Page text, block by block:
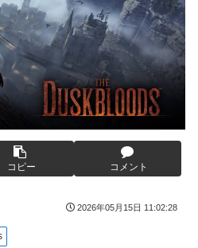
、地震発生から6時間以内に設置し
ｗｗ
のママ、限界を迎える「もう無
。普通の子育てをしたい。」
論「エアコンスプレーなんて使わ
あちゃんをいじめて炎上するｗｗ
入れたんだけど……これ必要だっ
検事「嘘では？」女性「傷ついた
ち終わらせてる人増えてるけど、
？
プレミア・クリスタルパレス加入
ームメイトに
でラーメンを食べたらおじさんに
コピー コメント
2026年05月15日 11:02:28